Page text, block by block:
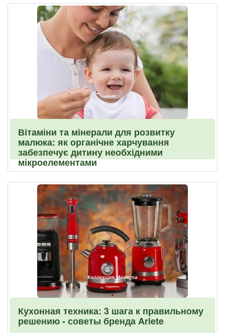
Вітаміни та мінерали для розвитку
малюка: як органічне харчування
забезпечує дитину необхідними
мікроелементами
Кухонная техника: 3 шага к правильному
решению - советы бренда Ariete